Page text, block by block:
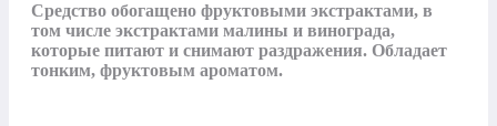
Средство обогащено фруктовыми экстрактами, в
том числе экстрактами малины и винограда,
которые питают и снимают раздражения. Обладает
тонким, фруктовым ароматом.